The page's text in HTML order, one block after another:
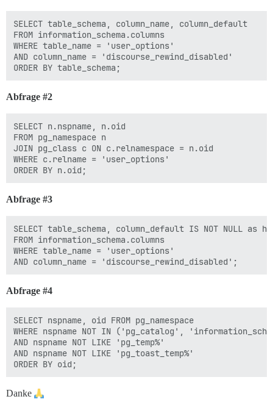
SELECT table_schema, column_name, column_default
FROM information_schema.columns
WHERE table_name = 'user_options'
AND column_name = 'discourse_rewind_disabled'
Abfrage #2
SELECT n.nspname, n.oid
FROM pg_namespace n
JOIN pg_class c ON c.relnamespace = n.oid
WHERE c.relname = 'user_options'
Abfrage #3
SELECT table_schema, column_default IS NOT NULL as
FROM information_schema.columns
WHERE table_name = 'user_options'
Abfrage #4
SELECT nspname, oid FROM pg_namespace
WHERE nspname NOT IN ('pg_catalog',
AND nspname NOT LIKE 'pg_temp%'
AND nspname NOT LIKE 'pg_toast_temp%'
Danke